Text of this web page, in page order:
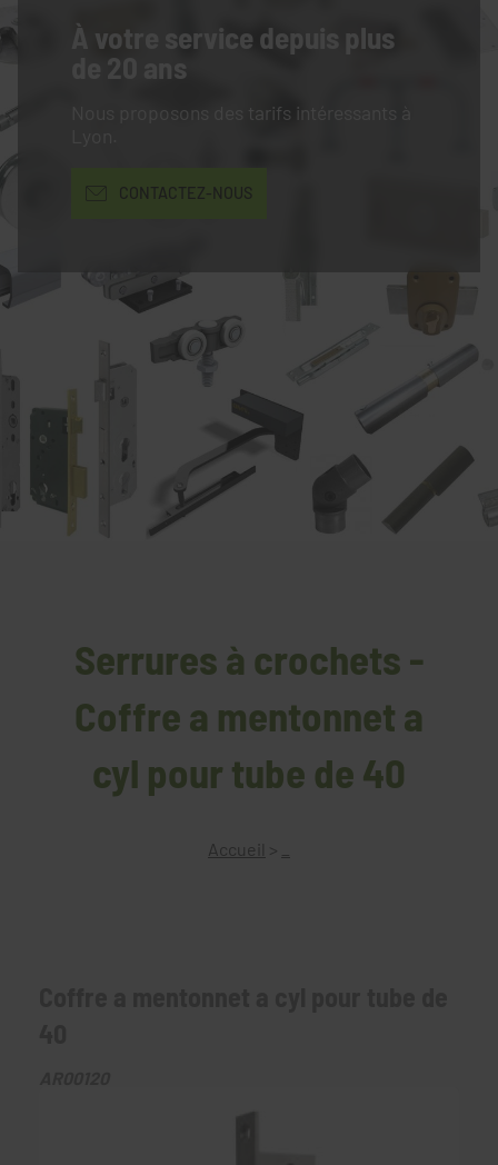
À votre service depuis plus
de 20 ans
Nous proposons des tarifs intéressants à
CONTACTEZ-NOUS
Serrures à crochets -
Coffre a mentonnet a
cyl pour tube de 40
Accueil >